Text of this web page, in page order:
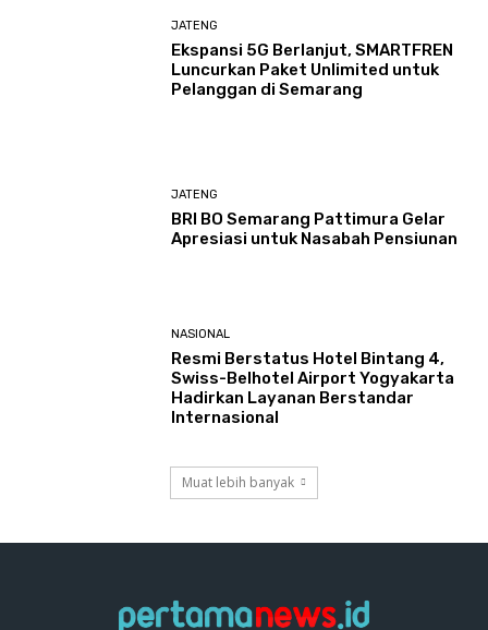
JATENG
Ekspansi 5G Berlanjut, SMARTFREN
Luncurkan Paket Unlimited untuk
Pelanggan di Semarang
JATENG
BRI BO Semarang Pattimura Gelar
Apresiasi untuk Nasabah Pensiunan
NASIONAL
Resmi Berstatus Hotel Bintang 4,
Swiss-Belhotel Airport Yogyakarta
Hadirkan Layanan Berstandar
Internasional
Muat lebih banyak